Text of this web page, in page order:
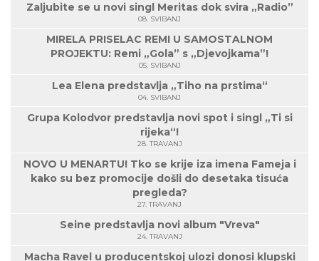
Zaljubite se u novi singl Meritas dok svira „Radio”
08. SVIBANJ
MIRELA PRISELAC REMI U SAMOSTALNOM
PROJEKTU: Remi „Gola” s „Djevojkama”!
05. SVIBANJ
Lea Elena predstavlja „Tiho na prstima“
04. SVIBANJ
Grupa Kolodvor predstavlja novi spot i singl „Ti si
rijeka“!
28. TRAVANJ
NOVO U MENARTU! Tko se krije iza imena Fameja i
kako su bez promocije došli do desetaka tisuća
pregleda?
27. TRAVANJ
Seine predstavlja novi album "Vreva"
24. TRAVANJ
Macha Ravel u producentskoj ulozi donosi klupski